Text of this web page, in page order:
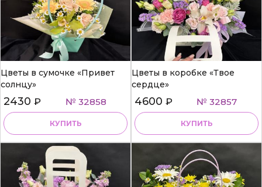
Цветы в сумочке «Привет
солнцу»
2430 ₽ № 32858
КУПИТЬ
Цветы в коробке «Твое
сердце»
4600 ₽ № 32857
КУПИТЬ